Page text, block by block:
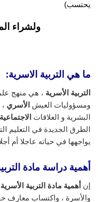
يحتسب)
ولشراء
ما هي التربية الاسرية:
التربية الأسرية ، هي منهج
ومسؤوليات العيش
الأسري
البشرية و العلاقات
الاجتماعية
الطرق الجديدة في التعليم
يواجهها في حياته عاجلا أم
أهمية دراسة مادة
إن أهمية مادة التربية الأسرية
والأسرة ، واكتساب معارف